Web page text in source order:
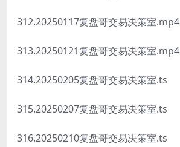
312.20250117复盘哥交易决策室.mp4
313.20250121复盘哥交易决策室.mp4
314.20250205复盘哥交易决策室.ts
315.20250207复盘哥交易决策室.ts
316.20250210复盘哥交易决策室.ts